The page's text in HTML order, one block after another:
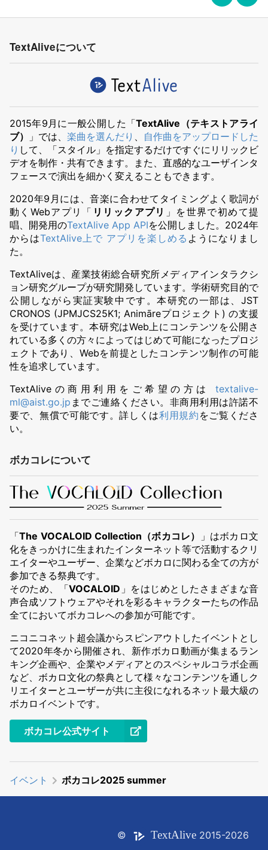
TextAliveについて
2015年9月に一般公開した「TextAlive（テキストアライ
ブ）
」では、 楽曲を選んだり 、 自作曲をアップロードした
り して、「スタイル」を指定するだけですぐにリリックビ
デオを制作・共有できます。また、直感的なユーザインタ
フェースで演出を細かく変えることもできます。
2020年9月には、音楽に合わせてタイミングよく歌詞が
動くWebアプリ「 リリックアプリ 」を世界で初めて提
唱、開発用のTextAlive App APIを公開しました。2024年
からはTextAlive上で アプリを楽しめる ようになりまし
た。
TextAliveは、産業技術総合研究所メディアインタラクシ
ョン研究グループが研究開発しています。学術研究目的で
公開しながら実証実験中です。本研究の一部は、JST
CRONOS (JPMJCS25K1; Animāreプロジェクト) の支援
を受けています。本研究はWeb上にコンテンツを公開さ
れている多くの方々によってはじめて可能になったプロジ
ェクトであり、Webを前提としたコンテンツ制作の可能
性を追求しています。
TextAliveの商用利用をご希望の方は
textalive-
ml@aist.go.jp までご連絡ください。非商用利用は許諾不
要で、無償で可能です。詳しくは利用規約 をご覧くださ
い。
ボカコレについて
「The VOCALOID Collection（ボカコレ）
」はボカロ文
化をきっかけに生まれたインターネット等で活動するクリ
エイターやユーザー、企業などボカロに関わる全ての方が
参加できる祭典です。
そのため、「VOCALOID 」をはじめとしたさまざまな音
声合成ソフトウェアやそれを彩るキャラクターたちの作品
全てにおいてボカコレへの参加が可能です。
ニコニコネット超会議からスピンアウトしたイベントとし
て2020年冬から開催され、新作ボカロ動画が集まるラン
キング企画や、企業やメディアとのスペシャルコラボ企画
など、ボカロ文化の祭典として様々なコンテンツを通しク
リエイターとユーザーが共に主役になれるネット最大級の
ボカロイベントです。
ボカコレ公式サイト
イベント ボカコレ2025 summer
© TextAlive 2015-2026